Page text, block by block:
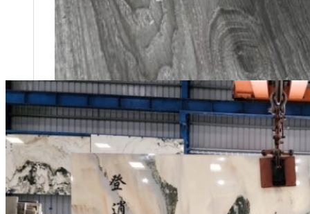
Tuyển dụng
Kiến tạo